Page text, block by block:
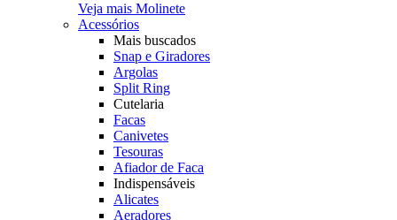
Veja mais Molinete
Acessórios
Mais buscados
Snap e Giradores
Argolas
Split Ring
Cutelaria
Facas
Canivetes
Tesouras
Afiador de Faca
Indispensáveis
Alicates
Aeradores